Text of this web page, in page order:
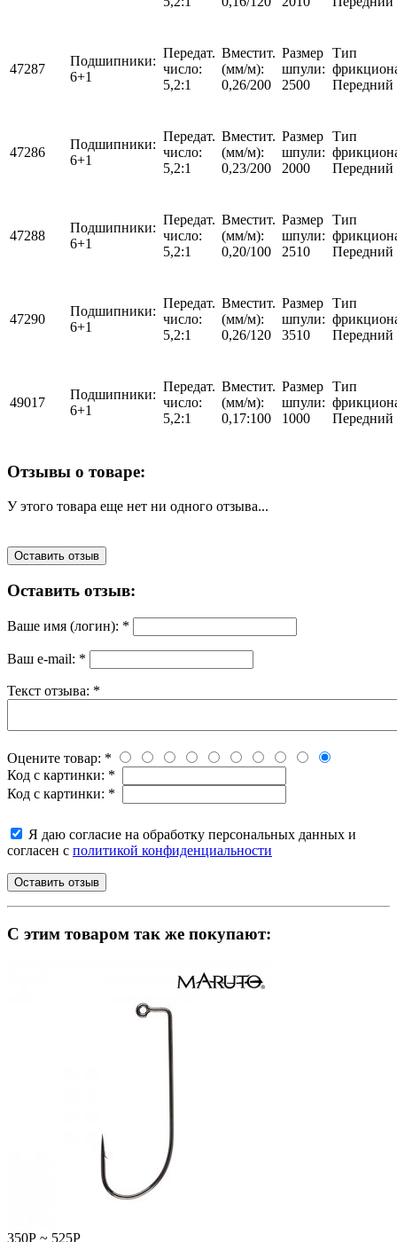
47287
Подшипники:
6+1
Передат.
число:
5,2:1
Вместит.
(мм/м):
0,26/200
Размер
шпули:
2500
Тип
Передний
47286
Подшипники:
6+1
Передат.
число:
5,2:1
Вместит.
(мм/м):
0,23/200
Размер
шпули:
2000
Тип
Передний
47288
Подшипники:
6+1
Передат.
число:
5,2:1
Вместит.
(мм/м):
0,20/100
Размер
шпули:
2510
Тип
Передний
47290
Подшипники:
6+1
Передат.
число:
5,2:1
Вместит.
(мм/м):
0,26/120
Размер
шпули:
3510
Тип
Передний
49017
Подшипники:
6+1
Передат.
число:
5,2:1
Вместит.
(мм/м):
0,17:100
Размер
шпули:
1000
Тип
Передний
Отзывы о товаре:
У этого товара еще нет ни одного отзыва...
Оставить отзыв
Оставить отзыв:
Ваше имя (логин): *
Ваш e-mail: *
Текст отзыва: *
Оцените товар: *
Код с картинки: *
Код с картинки: *
Я даю согласие на обработку персональных данных и
согласен с политикой конфиденциальности
C этим товаром так же покупают:
350Р ~ 525Р